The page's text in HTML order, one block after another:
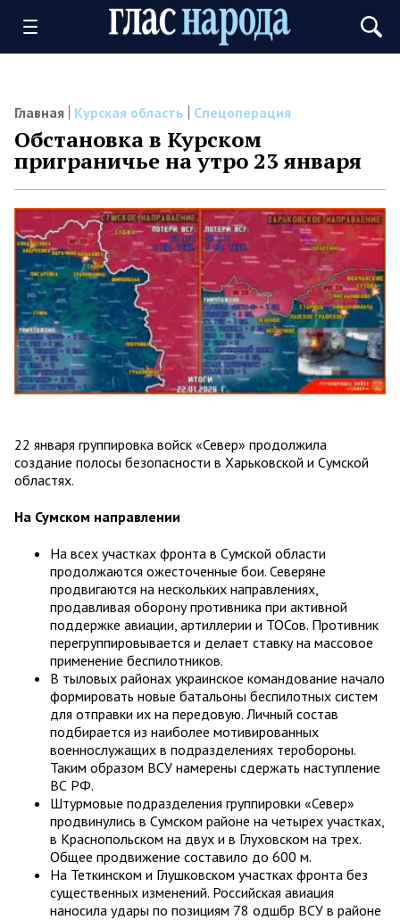
Главная Курская область Спецоперация
Обстановка в Курском
приграничье на утро 23 января
22 января группировка войск «Север» продолжила
создание полосы безопасности в Харьковской и Сумской
областях.
На Сумском направлении
На всех участках фронта в Сумской области
продолжаются ожесточенные бои. Северяне
продвигаются на нескольких направлениях,
продавливая оборону противника при активной
поддержке авиации, артиллерии и ТОСов. Противник
перегруппировывается и делает ставку на массовое
применение беспилотников.
В тыловых районах украинское командование начало
формировать новые батальоны беспилотных систем
для отправки их на передовую. Личный состав
подбирается из наиболее мотивированных
военнослужащих в подразделениях теробороны.
Таким образом ВСУ намерены сдержать наступление
ВС РФ.
Штурмовые подразделения группировки «Север»
продвинулись в Сумском районе на четырех участках,
в Краснопольском на двух и в Глуховском на трех.
Общее продвижение составило до 600 м.
На Теткинском и Глушковском участках фронта без
существенных изменений. Российская авиация
наносила удары по позициям 78 одшбр ВСУ в районе